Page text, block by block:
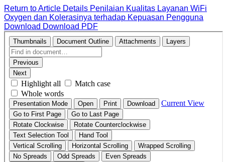
Return to Article Details Penilaian Kualitas Layanan WiFi
Oxygen dan Kolerasinya terhadap Kepuasan Pengguna
Download Download PDF